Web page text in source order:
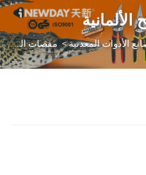
المعدنية>مقصات الصفيح الألمانية